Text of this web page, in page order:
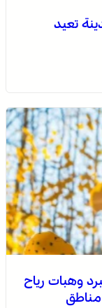
تعيد
وهبات رياح
مناطق
بمنطقة منابع
الجريمة